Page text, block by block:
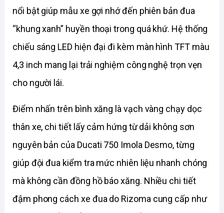
nổi bật giúp mẫu xe gợi nhớ đến phiên bản đua
“khung xanh” huyền thoại trong quá khứ. Hệ thống
chiếu sáng LED hiện đại đi kèm màn hình TFT màu
4,3 inch mang lại trải nghiệm công nghệ trọn vẹn
cho người lái.
Điểm nhấn trên bình xăng là vạch vàng chạy dọc
thân xe, chi tiết lấy cảm hứng từ dải không sơn
nguyên bản của Ducati 750 Imola Desmo, từng
giúp đội đua kiểm tra mức nhiên liệu nhanh chóng
mà không cần đồng hồ báo xăng. Nhiều chi tiết
đậm phong cách xe đua do Rizoma cung cấp như